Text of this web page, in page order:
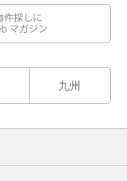
九州